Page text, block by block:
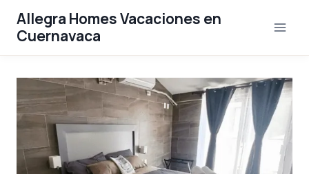
contenido
Allegra Homes Vacaciones en
Cuernavaca